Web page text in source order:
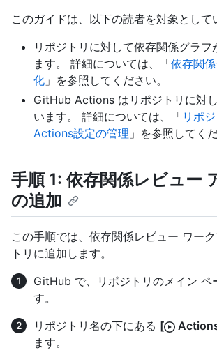
このガイドは、以下の読者を対象として
リポジトリに対して依存関係グラフ
ます。 詳細については、「依存関
化 」を参照してください。
GitHub Actions はリポジトリに対
います。 詳細については、「 リポ
Actions設定の管理 」を参照してく
手順 1: 依存関係レビュー
の追加
この手順では、依存関係レビュー ワー
トリに追加します。
GitHub で、リポジトリのメイン ペ
す。
リポジトリ名の下にある [
ます。